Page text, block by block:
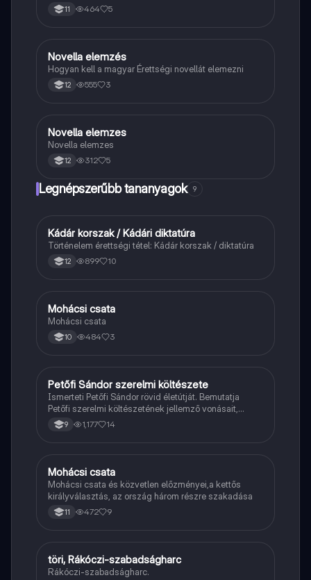
11 464 5
Magyar
Novella elemzés
Hogyan kell a magyar Érettségi novellát elemezni
12 555 3
Magyar
Novella elemzes
Novella elemzes
12 312 5
Legnépszerűbb tananyagok 9
Töri
Kádár korszak / Kádári diktatúra
Történelem érettségi tétel: Kádár korszak / diktatúra
12 899 10
Magyar
Mohácsi csata
Mohácsi csata
10 484 3
Magyar
Petőfi Sándor szerelmi költészete
Ismerteti Petőfi Sándor rövid életútját. Bemutatja
Petőfi szerelmi költészetének jellemző vonásait,
vereseinek ihletőit és külön kitér a hitvesi
költészetére.
9 1,177 14
Töri
Mohácsi csata
Mohácsi csata és közvetlen előzményei,a kettős
királyválasztás, az ország három részre szakadása
11 472 9
Töri
töri, Rákóczi-szabadságharc
Rákóczi-szabadságharc.